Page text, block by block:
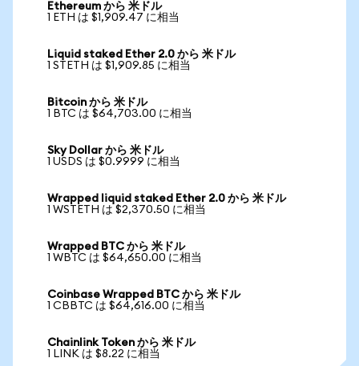
Ethereum から 米ドル
1 ETH は $1,909.47 に相当
Liquid staked Ether 2.0 から 米ドル
1 STETH は $1,909.85 に相当
Bitcoin から 米ドル
1 BTC は $64,703.00 に相当
Sky Dollar から 米ドル
1 USDS は $0.9999 に相当
Wrapped liquid staked Ether 2.0 から 米ドル
1 WSTETH は $2,370.50 に相当
Wrapped BTC から 米ドル
1 WBTC は $64,650.00 に相当
Coinbase Wrapped BTC から 米ドル
1 CBBTC は $64,616.00 に相当
Chainlink Token から 米ドル
1 LINK は $8.22 に相当